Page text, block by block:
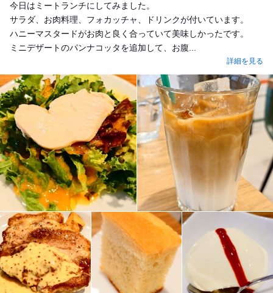
今日はミートランチにしてみました。
サラダ、お肉料理、フォカッチャ、ドリンクが付いています。
ハニーマスタードがお肉と良く合っていて美味しかったです。
ミニデザートのパンナコッタを追加して、お腹...
詳細を見る